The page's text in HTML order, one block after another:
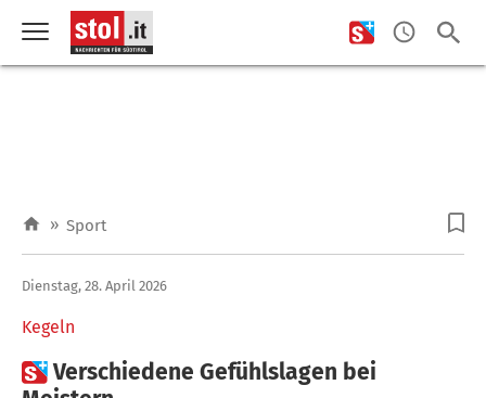
» Sport
Kegeln
Dienstag, 28. April 2026
Verschiedene Gefühlslagen bei